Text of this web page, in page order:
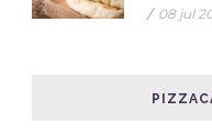
/ 08 jul